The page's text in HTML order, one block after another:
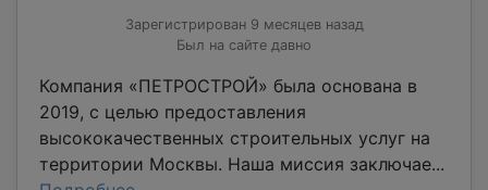
Зарегистрирован 9 месяцев назад
Был на сайте давно
Компания «ПЕТРОСТРОЙ» была основана в
2019, с целью предоставления
высококачественных строительных услуг на
территории Москвы. Наша миссия заключае...